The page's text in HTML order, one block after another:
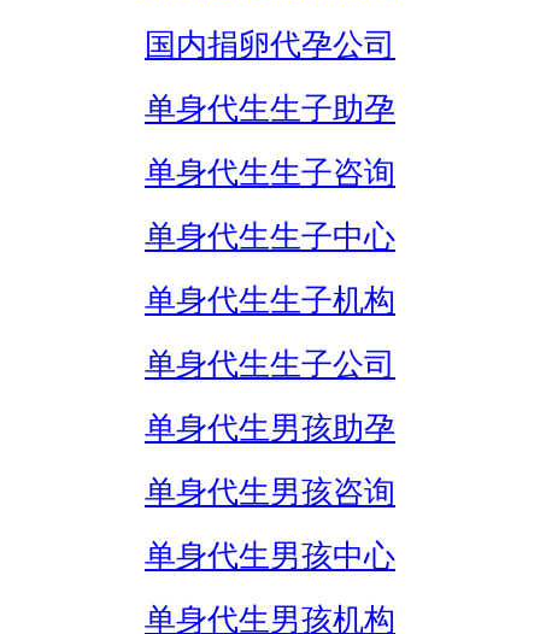
国内捐卵代孕公司
单身代生生子助孕
单身代生生子咨询
单身代生生子中心
单身代生生子机构
单身代生生子公司
单身代生男孩助孕
单身代生男孩咨询
单身代生男孩中心
单身代生男孩机构